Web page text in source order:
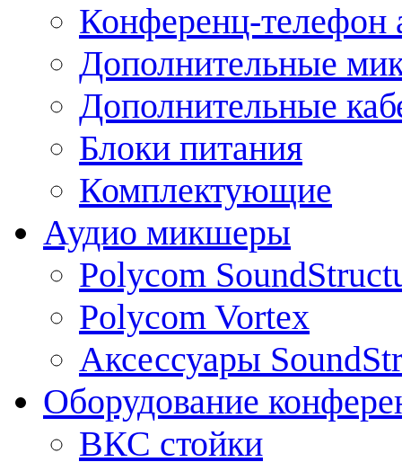
Конференц-телефон
Дополнительные
Дополнительные
Блоки питания
Комплектующие
Аудио микшеры
Polycom
Polycom Vortex
Аксессуары
Оборудование
ВКС стойки